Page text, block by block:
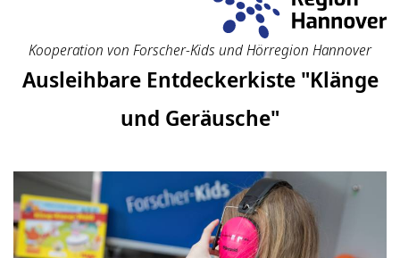
Kooperation von Forscher-Kids und Hörregion Hannover
Ausleihbare Entdeckerkiste "Klänge
und Geräusche"